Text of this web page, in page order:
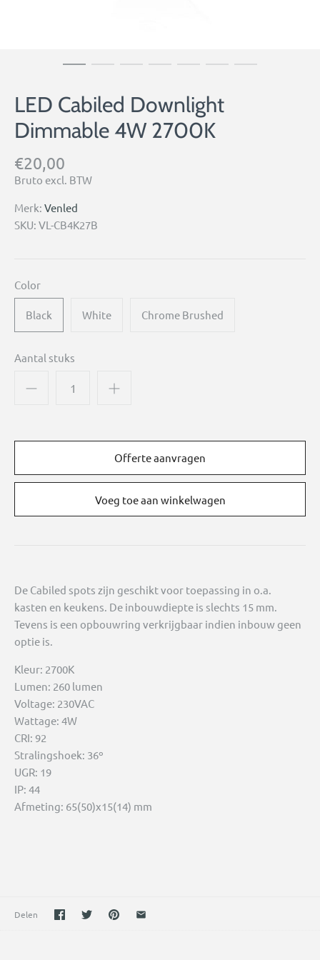
LED Cabiled Downlight
Dimmable 4W 2700K
€20,00
Bruto excl. BTW
Merk: Venled
SKU: VL-CB4K27B
Color
Black White Chrome Brushed
Aantal stuks
Offerte aanvragen
De Cabiled spots zijn geschikt voor toepassing in o.a.
kasten en keukens. De inbouwdiepte is slechts 15 mm.
Tevens is een opbouwring verkrijgbaar indien inbouw geen
optie is.
Kleur: 2700K
Lumen: 260 lumen
Voltage: 230VAC
Wattage: 4W
CRI: 92
Stralingshoek: 36º
UGR: 19
IP: 44
Afmeting: 65(50)x15(14) mm
Delen